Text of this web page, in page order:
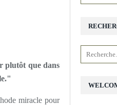
plutôt que dans
miracle pour